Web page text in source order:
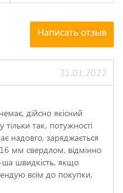
Написать отзыв
31.01.2022
дійсно якісний
тільки так, потужності
надовго, заряджається
мм свердлом, відмінно
ша швидкість, якщо
всім до покупки,